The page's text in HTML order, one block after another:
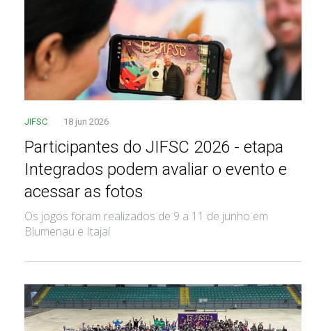
JIFSC 18 jun 2026
Participantes do JIFSC 2026 - etapa
Integrados podem avaliar o evento e
acessar as fotos
Os jogos foram realizados de 9 a 11 de junho em
Blumenau e Itajaí